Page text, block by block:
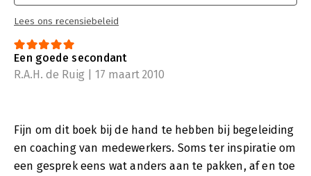
Lees ons recensiebeleid
Een goede secondant
R.A.H. de Ruig | 17 maart 2010
Fijn om dit boek bij de hand te hebben bij begeleiding
en coaching van medewerkers. Soms ter inspiratie om
een gesprek eens wat anders aan te pakken, af en toe